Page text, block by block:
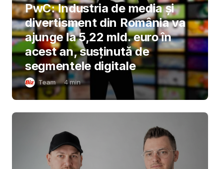
PwC: Industria de media și
divertisment din România va
ajunge la 5,22 mld. euro în
acest an, susținută de
segmentele digitale
Team 4min